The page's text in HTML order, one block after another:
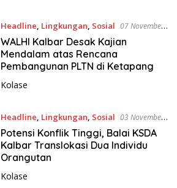
Headline Lingkungan Sosial 07 November
2025
WALHI Kalbar Desak Kajian
Mendalam atas Rencana
Pembangunan PLTN di Ketapang
Kolase
Headline Lingkungan Sosial 03 November
2025
Potensi Konflik Tinggi, Balai KSDA
Kalbar Translokasi Dua Individu
Orangutan
Kolase